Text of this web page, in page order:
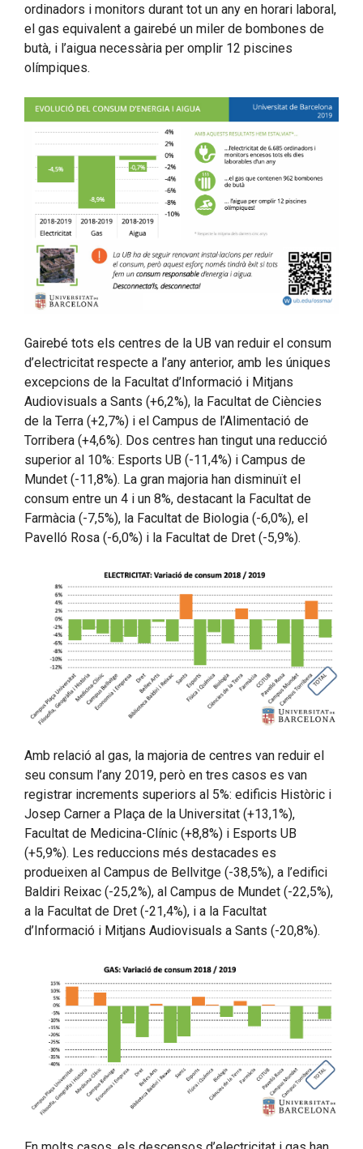
ordinadors i monitors durant tot un any en horari laboral,
el gas equivalent a gairebé un miler de bombones de
butà, i l’aigua necessària per omplir 12 piscines
olímpiques.
Gairebé tots els centres de la UB van reduir el consum
d’electricitat respecte a l’any anterior, amb les úniques
excepcions de la Facultat d’Informació i Mitjans
Audiovisuals a Sants (+6,2%), la Facultat de Ciències
de la Terra (+2,7%) i el Campus de l’Alimentació de
Torribera (+4,6%). Dos centres han tingut una reducció
superior al 10%: Esports UB (-11,4%) i Campus de
Mundet (-11,8%). La gran majoria han disminuït el
consum entre un 4 i un 8%, destacant la Facultat de
Farmàcia (-7,5%), la Facultat de Biologia (-6,0%), el
Pavelló Rosa (-6,0%) i la Facultat de Dret (-5,9%).
Amb relació al gas, la majoria de centres van reduir el
seu consum l’any 2019, però en tres casos es van
registrar increments superiors al 5%: edificis Històric i
Josep Carner a Plaça de la Universitat (+13,1%),
Facultat de Medicina-Clínic (+8,8%) i Esports UB
(+5,9%). Les reduccions més destacades es
produeixen al Campus de Bellvitge (-38,5%), a l’edifici
Baldiri Reixac (-25,2%), al Campus de Mundet (-22,5%),
a la Facultat de Dret (-21,4%), i a la Facultat
d’Informació i Mitjans Audiovisuals a Sants (-20,8%).